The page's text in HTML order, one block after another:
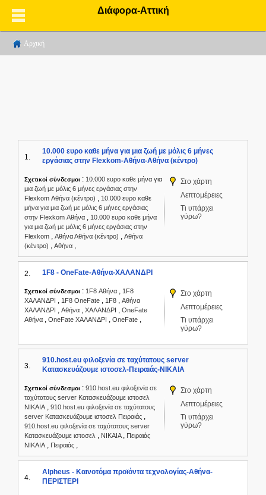
Διάφορα-Αττική
Αρχική
1.
10.000 ευρο καθε μήνα για μια ζωή με μόλις 6 μήνες
εργάσιας στην Flexkom-Αθήνα-Αθήνα (κέντρο)
Σχετικοί σύνδεσμοι : 10.000 ευρο καθε μήνα για
μια ζωή με μόλις 6 μήνες εργάσιας στην
Flexkom Αθήνα (κέντρο) , 10.000 ευρο καθε
μήνα για μια ζωή με μόλις 6 μήνες εργάσιας
στην Flexkom Αθήνα , 10.000 ευρο καθε μήνα
για μια ζωή με μόλις 6 μήνες εργάσιας στην
Flexkom , Αθήνα Αθήνα (κέντρο) , Αθήνα
(κέντρο) , Αθήνα ,
Στο χάρτη
Λεπτομέρειες
Τι υπάρχει
γύρω?
2. 1F8 - OneFate-Αθήνα-ΧΑΛΑΝΔΡΙ
Σχετικοί σύνδεσμοι : 1F8 Αθήνα , 1F8
ΧΑΛΑΝΔΡΙ , 1F8 OneFate , 1F8 , Αθήνα
ΧΑΛΑΝΔΡΙ , Αθήνα , ΧΑΛΑΝΔΡΙ , OneFate
Αθήνα , OneFate ΧΑΛΑΝΔΡΙ , OneFate ,
Στο χάρτη
Λεπτομέρειες
Τι υπάρχει
γύρω?
3.
910.host.eu φιλοξενία σε ταχύτατους server
Κατασκευάζουμε ιστοσελ-Πειραιάς-ΝΙΚΑΙΑ
Σχετικοί σύνδεσμοι : 910.host.eu φιλοξενία σε
ταχύτατους server Κατασκευάζουμε ιστοσελ
ΝΙΚΑΙΑ, 910.host.eu φιλοξενία σε ταχύτατους
server Κατασκευάζουμε ιστοσελ Πειραιάς ,
910.host.eu φιλοξενία σε ταχύτατους server
Κατασκευάζουμε ιστοσελ , ΝΙΚΑΙΑ , Πειραιάς
ΝΙΚΑΙΑ, Πειραιάς ,
Στο χάρτη
Λεπτομέρειες
Τι υπάρχει
γύρω?
4.
Alpheus - Καινοτόμα προϊόντα τεχνολογίας-Αθήνα-
ΠΕΡΙΣΤΕΡΙ